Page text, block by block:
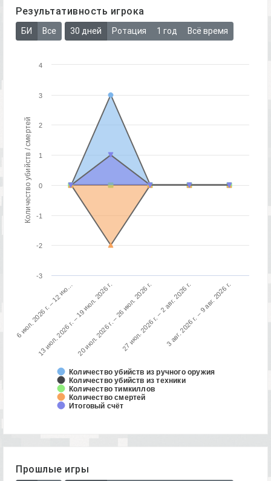
Результативность игрока
БИ Все 30 дней Ротация 1 год Всё время
Количество убийств / смертей
Количество убийств из ручного оружия
Количество убийств из техники
Количество тимкиллов
Количество смертей
Итоговый счёт
6 июл. 2026 г. – 12 ию…
13 июл. 2026 г. – 19 июл. 2026 г.20 июл. 2026 г. – 26 июл. 2026 г.27 июл. 2026 г. – 2 авг. 2026 г.3 авг. 2026 г. – 9 авг. 2026 г.
-3
-2
-1
0
1
2
3
4
Прошлые игры